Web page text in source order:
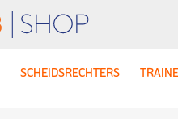
SCHEIDSRECHTERS